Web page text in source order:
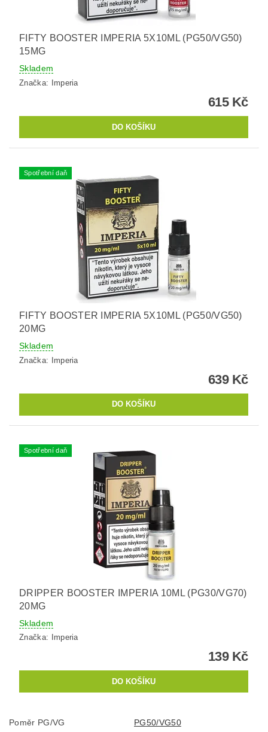
FIFTY BOOSTER IMPERIA 5X10ML (PG50/VG50)
15MG
Skladem
Značka: Imperia
615 Kč
Spotřební daň
FIFTY BOOSTER IMPERIA 5X10ML (PG50/VG50)
20MG
Skladem
Značka: Imperia
639 Kč
Spotřební daň
DRIPPER BOOSTER IMPERIA 10ML (PG30/VG70)
20MG
Skladem
Značka: Imperia
139 Kč
Poměr PG/VG PG50/VG50